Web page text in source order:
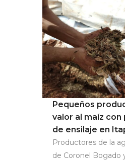
Pequeños
valor al maíz
de ensilaje en
Productores de la
de Coronel Bogado